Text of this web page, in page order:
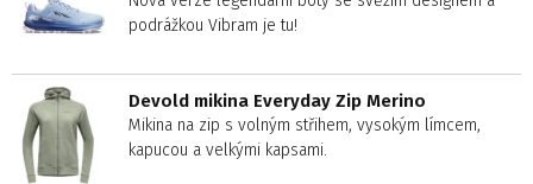
podrážkou Vibram je tu!
Devold mikina Everyday Zip Merino
Mikina na zip s volným střihem, vysokým límcem,
kapucou a velkými kapsami.